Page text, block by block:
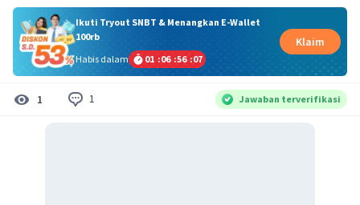
Ikuti Tryout SNBT & Menangkan E-Wallet
100rb
Habis dalam
01 :06 :56 :07
Klaim
1 1 Jawaban terverifikasi